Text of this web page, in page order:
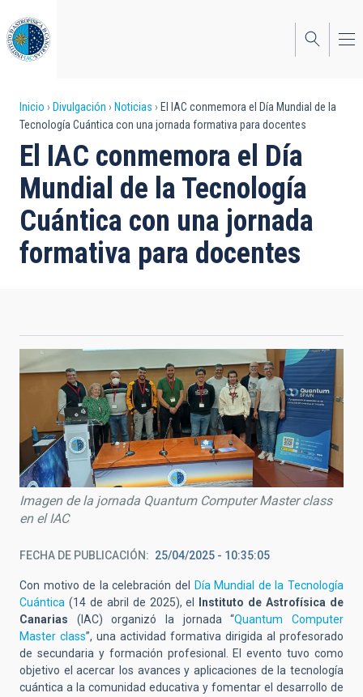
al
contenido
principal
Sobrescribir
enlaces
de
ayuda
a
la
Inicio Divulgación Noticias
El IAC conmemora el Día Mundial de la
Tecnología Cuántica con una jornada formativa para docentes
El IAC conmemora el Día
Mundial de la Tecnología
Cuántica con una jornada
formativa para docentes
Imagen de la jornada Quantum Computer Master class
en el IAC
FECHA DE PUBLICACIÓN 25/04/2025 - 10:35:05
Con motivo de la celebración del
Día Mundial de la Tecnología
Cuántica (14 de abril de 2025), el
Instituto de Astrofísica de
Canarias (IAC) organizó la jornada “Quantum Computer
Master class”, una actividad formativa dirigida al profesorado
de secundaria y formación profesional. El evento tuvo como
objetivo el acercar los avances y aplicaciones de la tecnología
cuántica a la comunidad educativa y fomentar el desarrollo de